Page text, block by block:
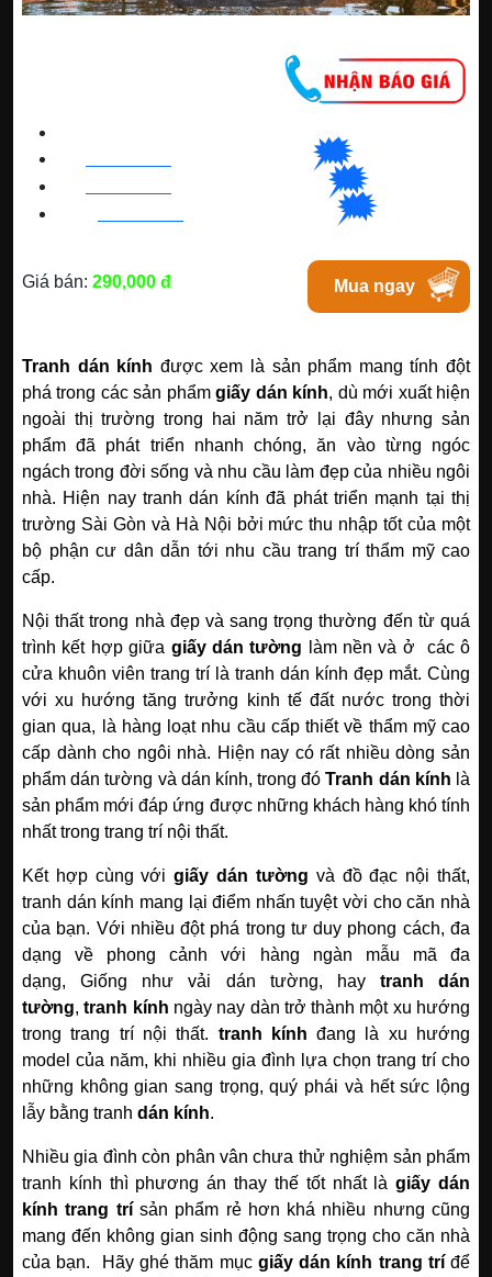
🗯
🗯
🗯
Giá bán: 290,000 đ Mua ngay
Tranh dán kính được xem là sản phẩm mang tính đột
phá trong các sản phẩmgiấy dán kính, dù mới xuất hiện
ngoài thị trường trong hai năm trở lại đây nhưng sản
phẩm đã phát triển nhanh chóng, ăn vào từng ngóc
ngách trong đời sống và nhu cầu làm đẹp của nhiều ngôi
nhà. Hiện nay tranh dán kính đã phát triển mạnh tại thị
trường Sài Gòn và Hà Nội bởi mức thu nhập tốt của một
bộ phận cư dân dẫn tới nhu cầu trang trí thẩm mỹ cao
cấp.
Nội thất trong nhà đẹp và sang trọng thường đến từ quá
trình kết hợp giữa giấy dán tường làm nền và ở các ô
cửa khuôn viên trang trí là tranh dán kính đẹp mắt. Cùng
với xu hướng tăng trưởng kinh tế đất nước trong thời
gian qua, là hàng loạt nhu cầu cấp thiết về thẩm mỹ cao
cấp dành cho ngôi nhà. Hiện nay có rất nhiều dòng sản
phẩm dán tường và dán kính, trong đóTranh dán kính là
sản phẩm mới đáp ứng được những khách hàng khó tính
nhất trong trang trí nội thất.
Kết hợp cùng vớigiấy dán tường và đồ đạc nội thất,
tranh dán kính mang lại điểm nhấn tuyệt vời cho căn nhà
của bạn. Với nhiều đột phá trong tư duy phong cách, đa
dạng về phong cảnh với hàng ngàn mẫu mã đa
dạng, Giống như vải dán tường, hay tranh dán
tường,tranh kính ngày nay dàn trở thành một xu hướng
trong trang trí nội thất. tranh kính đang là xu hướng
model của năm, khi nhiều gia đình lựa chọn trang trí cho
những không gian sang trọng, quý phái và hết sức lộng
lẫy bằng tranh dán kính.
Nhiều gia đình còn phân vân chưa thử nghiệm sản phẩm
tranh kính thì phương án thay thế tốt nhất làgiấy dán
kính trang trísản phẩm rẻ hơn khá nhiều nhưng cũng
mang đến không gian sinh động sang trọng cho căn nhà
của bạn. Hãy ghé thăm mục giấy dán kính trang trí để